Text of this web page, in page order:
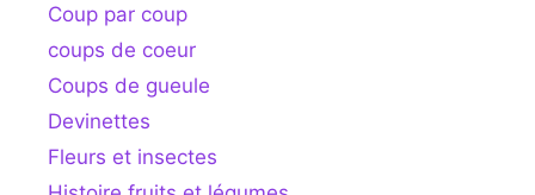
Coup par coup
coups de coeur
Coups de gueule
Devinettes
Fleurs et insectes